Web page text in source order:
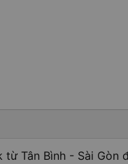
Tân Bình - Sài Gòn